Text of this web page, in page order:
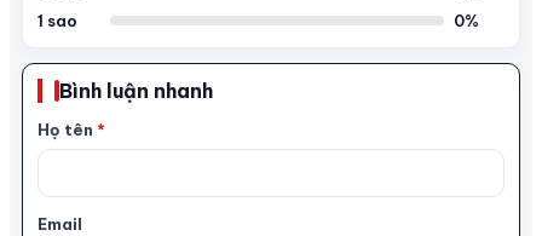
1 sao
0%
Bình luận nhanh
Họ tên *
Email